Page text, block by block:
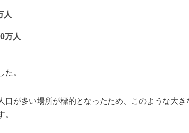
人
万人
た。
口が多い場所が標的となったため、このような大き
。